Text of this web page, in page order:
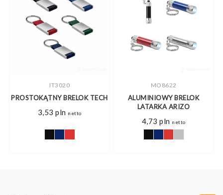
IT3020
PROSTOKĄTNY BRELOK TECH
3,53 pln netto
MO8622
ALUMINIOWY BRELOK
LATARKA ARIZO
4,73 pln netto